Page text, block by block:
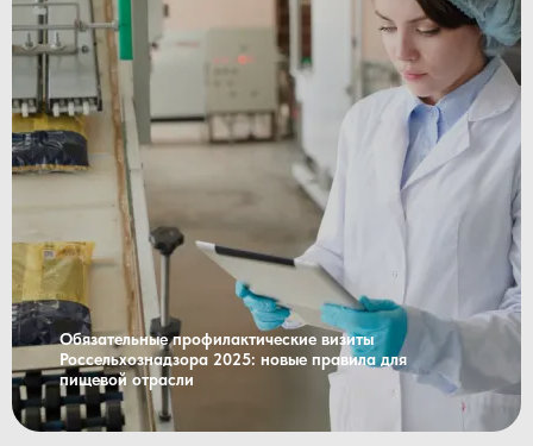
Обязательные профилактические визиты
Россельхознадзора 2025: новые правила для
пищевой отрасли